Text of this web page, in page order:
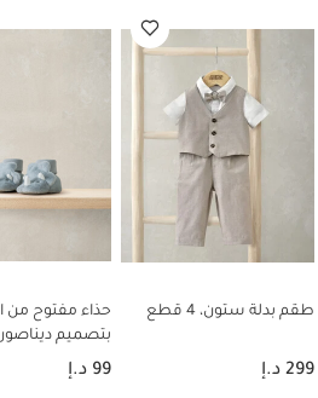
حذاء مفتوح من
مارل قصير رومبر بتصميم قميص كتان
طقم بدلة ستون، 4 قطع
299 د.إ
حذاء مفتوح من
بتصميم ديناصور
99 د.إ